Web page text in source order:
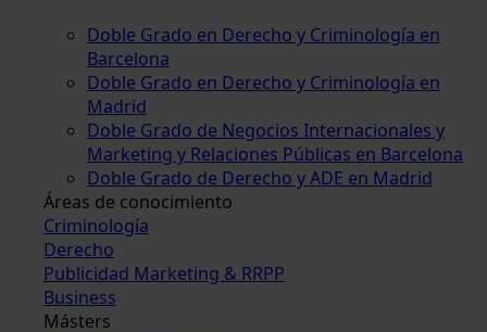
Doble Grado en Derecho y Criminología en
Barcelona
Doble Grado en Derecho y Criminología en
Madrid
Doble Grado de Negocios Internacionales y
Marketing y Relaciones Públicas en Barcelona
Doble Grado de Derecho y ADE en Madrid
Áreas de conocimiento
Criminología
Derecho
Publicidad Marketing & RRPP
Business
Másters